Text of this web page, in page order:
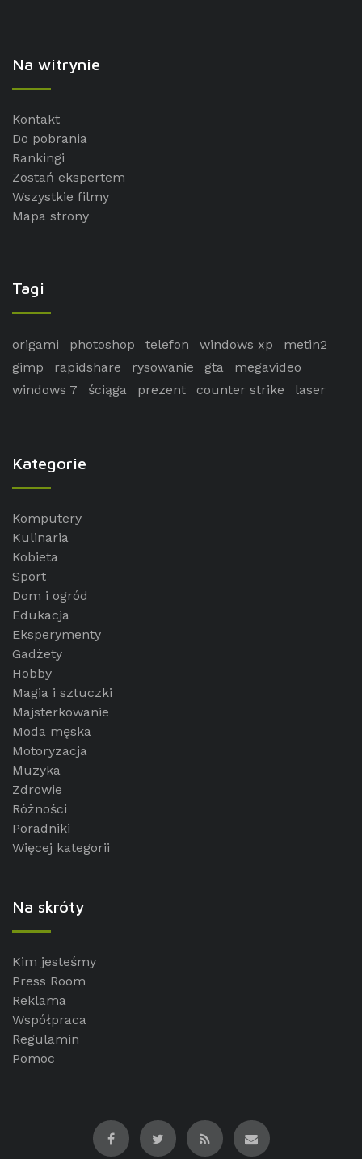
Na witrynie
Kontakt
Do pobrania
Rankingi
Zostań ekspertem
Wszystkie filmy
Mapa strony
Tagi
origami photoshop telefon windows xp
metin2
gimp
rapidshare rysowanie gta
megavideo
windows 7
ściąga prezent counter strike laser
Kategorie
Komputery
Kulinaria
Kobieta
Sport
Dom i ogród
Edukacja
Eksperymenty
Gadżety
Hobby
Magia i sztuczki
Majsterkowanie
Moda męska
Motoryzacja
Muzyka
Zdrowie
Różności
Poradniki
Więcej kategorii
Na skróty
Kim jesteśmy
Press Room
Reklama
Współpraca
Regulamin
Pomoc